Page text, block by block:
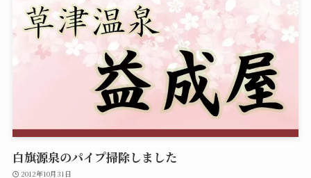
白旗源泉のパイプ掃除しました
2012年10月31日